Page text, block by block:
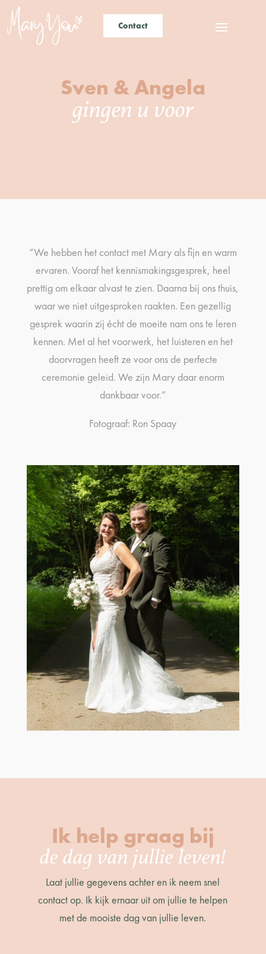
Contact
Sven & Angela
gingen u voor
“We hebben het contact met Mary als fijn en warm
ervaren. Vooraf het kennismakingsgesprek, heel
prettig om elkaar alvast te zien. Daarna bij ons thuis,
waar we niet uitgesproken raakten. Een gezellig
gesprek waarin zij écht de moeite nam ons te leren
kennen. Met al het voorwerk, het luisteren en het
doorvragen heeft ze voor ons de perfecte
ceremonie geleid. We zijn Mary daar enorm
dankbaar voor.”
Fotograaf: Ron Spaay
Ik help graag bij
de dag van jullie leven!
Laat jullie gegevens achter en ik neem snel
contact op. Ik kijk ernaar uit om jullie te helpen
met de mooiste dag van jullie leven.